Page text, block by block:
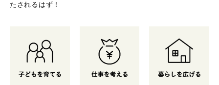
たされるはず！